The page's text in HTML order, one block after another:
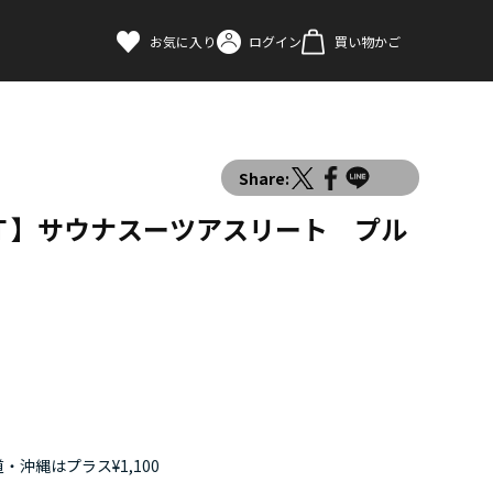
お気に入り ログイン 買い物かご
Share:
】サウナスーツアスリート プル
沖縄はプラス¥1,100